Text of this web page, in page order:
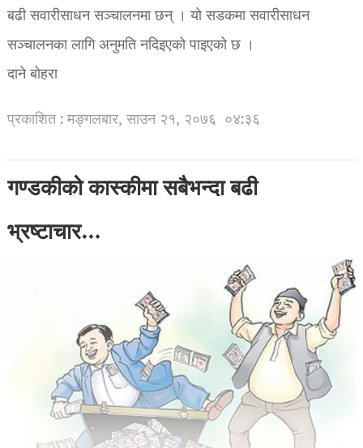
बढी सवारीसाधन सञ्चालनमा छन् । यो सडकमा सवारीसाधन
सञ्चालनका लागि अनुमति नदिइएको पाइएको छ ।
दाने बोहरा
प्रकाशित : मङ्गलबार, साउन २१, २०७६ ०४:३६
गण्डकीको कास्कीमा सबैभन्दा बढी
भ्रष्टाचार…